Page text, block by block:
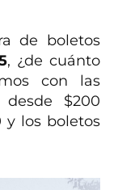
de boletos
, ¿de cuánto
con las
$200
y los boletos